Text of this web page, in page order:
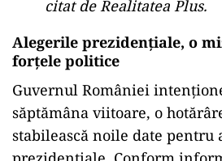
citat de Realitatea Plus.
Alegerile prezidențiale, o
forțele politice
Guvernul României
săptămâna viitoare, o
stabilească noile date pentru